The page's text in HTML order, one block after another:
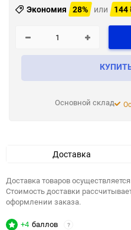
Экономия 28% или 144
Основной склад
Доставка
Доставка товаров
Стоимость доставки
оформлении заказа.
+4 баллов ?